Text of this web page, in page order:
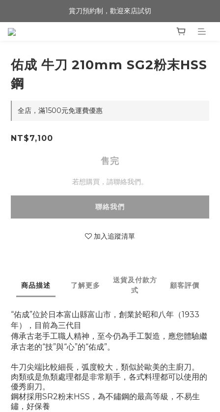
歡迎來到 包丁職人
賞刀預約制，歡迎來店試切
佑成 牛刀 210mm SG2粉末HSS
鋼
全店，滿1500元免運費優惠
NT$7,100
售完
若想購買，請聯絡我們。
聯絡我們
加入追蹤清單
商品描述 了解更多
送貨及付款方
式
顧客評價
“佑成”位於日本富山縣富山市，創業於昭和八年（1933
年），目前為三代目
傳承古老手工職人精神，至今仍為手工製造，應您體驗繼
承古老的“技”與“心”的“佑成”。
牛刀尖端比較細長，弧度較大，類似於歐美的主廚刀。
肉類或是魚類處理都是非常順手，各式料理都可以使用的
優秀廚刀。
鋼材採用SR2粉末HSS，為不鏽鋼的最高等級，不易生
鏽，好保養